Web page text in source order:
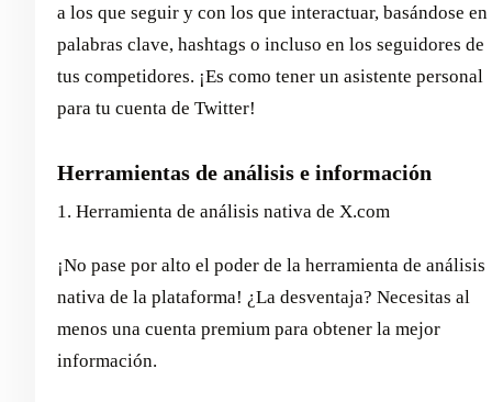
a los que seguir y con los que interactuar, basándose en
palabras clave, hashtags o incluso en los seguidores de
tus competidores. ¡Es como tener un asistente personal
para tu cuenta de Twitter!
Herramientas de análisis e información
1. Herramienta de análisis nativa de X.com
¡No pase por alto el poder de la herramienta de análisis
nativa de la plataforma! ¿La desventaja? Necesitas al
menos una cuenta premium para obtener la mejor
información.